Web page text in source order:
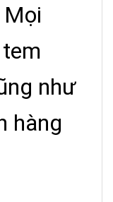
như
hàng